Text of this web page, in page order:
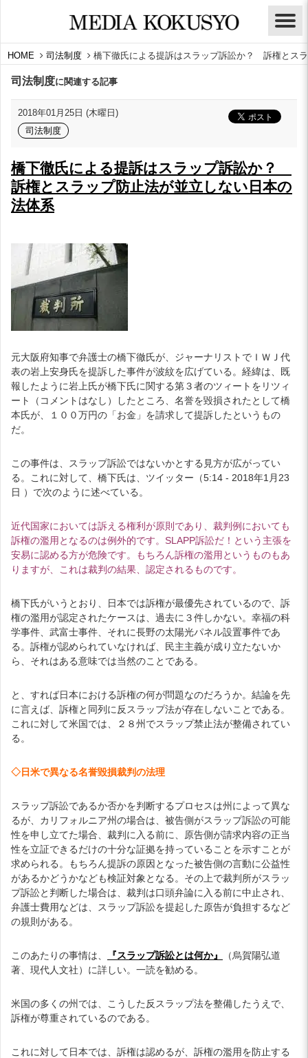
HOME 司法制度 橋下徹氏による提訴はスラップ訴訟か？ 訴権とス
司法制度に関連する記事
2018年01月25日 (木曜日)
司法制度
橋下徹氏による提訴はスラップ訴訟か？
訴権とスラップ防止法が並立しない日本の
法体系
元大阪府知事で弁護士の橋下徹氏が、ジャーナリストでＩＷＪ代
表の岩上安身氏を提訴した事件が波紋を広げている。経緯は、既
報したように岩上氏が橋下氏に関する第３者のツィートをリツィ
ート（コメントはなし）したところ、名誉を毀損されたとして橋
本氏が、１００万円の「お金」を請求して提訴したというもの
だ。
この事件は、スラップ訴訟ではないかとする見方が広がってい
る。これに対して、橋下氏は、ツイッター（5:14 - 2018年1月23
日 ）で次のように述べている。
近代国家においては訴える権利が原則であり、裁判例においても
訴権の濫用となるのは例外的です。SLAPP訴訟だ！という主張を
安易に認める方が危険です。もちろん訴権の濫用というものもあ
りますが、これは裁判の結果、認定されるものです。
橋下氏がいうとおり、日本では訴権が最優先されているので、訴
権の濫用が認定されたケースは、過去に３件しかない。幸福の科
学事件、武富士事件、それに長野の太陽光パネル設置事件であ
る。訴権が認められていなければ、民主主義が成り立たないか
ら、それはある意味では当然のことである。
と、すれば日本における訴権の何が問題なのだろうか。結論を先
に言えば、訴権と同列に反スラップ法が存在しないことである。
これに対して米国では、２８州でスラップ禁止法が整備されてい
る。
◇日米で異なる名誉毀損裁判の法理
スラップ訴訟であるか否かを判断するプロセスは州によって異な
るが、カリフォルニア州の場合は、被告側がスラップ訴訟の可能
性を申し立てた場合、裁判に入る前に、原告側が請求内容の正当
性を立証できるだけの十分な証拠を持っていることを示すことが
求められる。もちろん提訴の原因となった被告側の言動に公益性
があるかどうかなども検証対象となる。その上で裁判所がスラッ
プ訴訟と判断した場合は、裁判は口頭弁論に入る前に中止され、
弁護士費用などは、スラップ訴訟を提起した原告が負担するなど
の規則がある。
このあたりの事情は、 『スラップ訴訟とは何か』
（烏賀陽弘道
著、現代人文社）に詳しい。一読を勧める。
米国の多くの州では、こうした反スラップ法を整備したうえで、
訴権が尊重されているのである。
これに対して日本では、訴権は認めるが、訴権の濫用を防止する